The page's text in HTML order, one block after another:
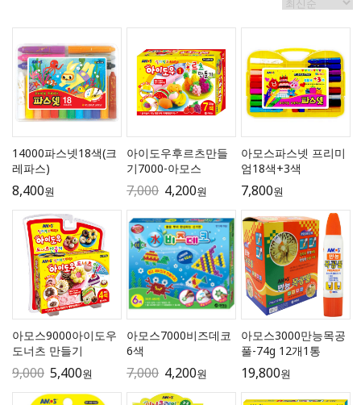
14000파스넷18색(크
레파스)
8,400원
아이도우후르츠만들
기7000-아모스
7,000 4,200원
아모스파스넷 프리미
엄18색+3색
7,800원
아모스9000아이도우
도너츠 만들기
9,000 5,400원
아모스7000비즈데코
6색
7,000 4,200원
아모스3000만능목공
풀-74g 12개1통
19,800원